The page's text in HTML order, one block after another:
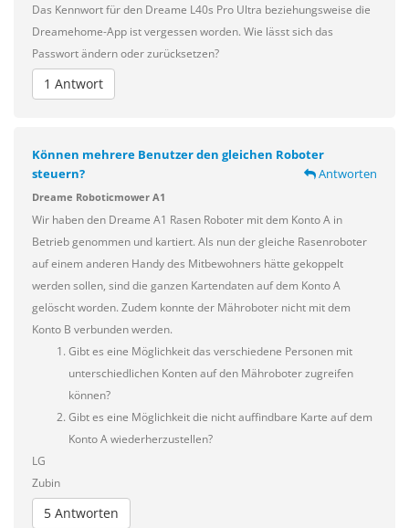
Das Kennwort für den Dreame L40s Pro Ultra beziehungsweise die
Dreamehome-App ist vergessen worden. Wie lässt sich das
Passwort ändern oder zurücksetzen?
1 Antwort
Können mehrere Benutzer den gleichen Roboter
steuern?
Antworten
Dreame Roboticmower A1
Wir haben den Dreame A1 Rasen Roboter mit dem Konto A in
Betrieb genommen und kartiert. Als nun der gleiche Rasenroboter
auf einem anderen Handy des Mitbewohners hätte gekoppelt
werden sollen, sind die ganzen Kartendaten auf dem Konto A
gelöscht worden. Zudem konnte der Mähroboter nicht mit dem
Konto B verbunden werden.
Gibt es eine Möglichkeit das verschiedene Personen mit
unterschiedlichen Konten auf den Mähroboter zugreifen
können?
Gibt es eine Möglichkeit die nicht auffindbare Karte auf dem
Konto A wiederherzustellen?
LG
Zubin
5 Antworten